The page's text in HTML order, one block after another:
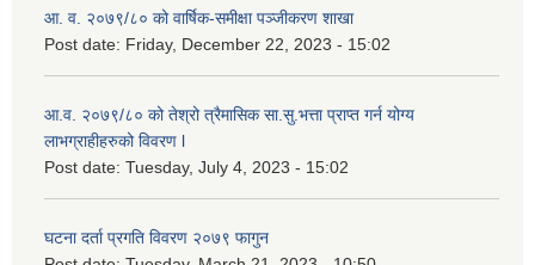
आ. व. २०७९/८० को वार्षिक-समीक्षा पञ्जीकरण शाखा
Post date: Friday, December 22, 2023 - 15:02
आ.व. २०७९/८० को तेश्रो त्रैमासिक सा.सु.भ‍त्ता प्राप्त गर्न योग्य
लाभग्राहीहरुको विवरण l
Post date: Tuesday, July 4, 2023 - 15:02
घटना दर्ता प्रगति विवरण २०७९ फागुन